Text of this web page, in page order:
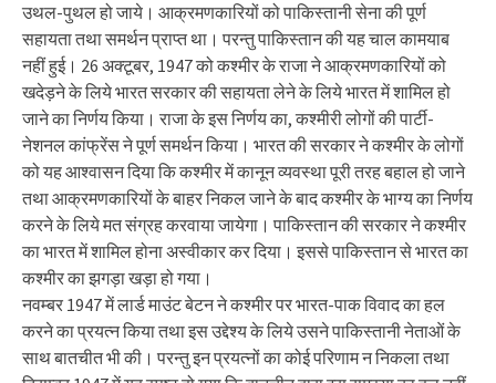
उथल-पुथल हो जाये। आक्रमणकारियों को पाकिस्तानी सेना की पूर्ण
सहायता तथा समर्थन प्राप्त था। परन्तु पाकिस्तान की यह चाल कामयाब
नहीं हुई। 26 अक्टूबर, 1947 को कश्मीर के राजा ने आक्रमणकारियों को
खदेड़ने के लिये भारत सरकार की सहायता लेने के लिये भारत में शामिल हो
जाने का निर्णय किया। राजा के इस निर्णय का, कश्मीरी लोगों की पार्टी-
नेशनल कांफ्रेंस ने पूर्ण समर्थन किया। भारत की सरकार ने कश्मीर के लोगों
को यह आश्वासन दिया कि कश्मीर में कानून व्यवस्था पूरी तरह बहाल हो जाने
तथा आक्रमणकारियों के बाहर निकल जाने के बाद कश्मीर के भाग्य का निर्णय
करने के लिये मत संग्रह करवाया जायेगा। पाकिस्तान की सरकार ने कश्मीर
का भारत में शामिल होना अस्वीकार कर दिया। इससे पाकिस्तान से भारत का
कश्मीर का झगड़ा खड़ा हो गया।
नवम्बर 1947 में लार्ड माउंट बेटन ने कश्मीर पर भारत-पाक विवाद का हल
करने का प्रयत्न किया तथा इस उद्देश्य के लिये उसने पाकिस्तानी नेताओं के
साथ बातचीत भी की। परन्तु इन प्रयत्नों का कोई परिणाम न निकला तथा